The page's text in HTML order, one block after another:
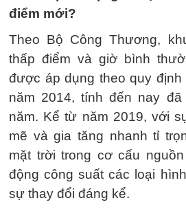
điểm mới?
Theo Bộ Công Thương,
thấp điểm và giờ bình
được áp dụng theo quy
năm 2014, tính đến nay
năm. Kể từ năm 2019, với
mẽ và gia tăng nhanh tỉ
mặt trời trong cơ cấu
động công suất các loại
sự thay đổi đáng kể.